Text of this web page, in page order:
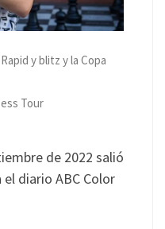
y blitz y la Copa
Tour
de 2022 salió
diario ABC Color